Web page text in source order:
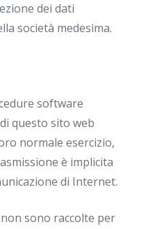
dei dati
società medesima.
software
questo sito web
normale esercizio,
è implicita
di Internet.
sono raccolte per